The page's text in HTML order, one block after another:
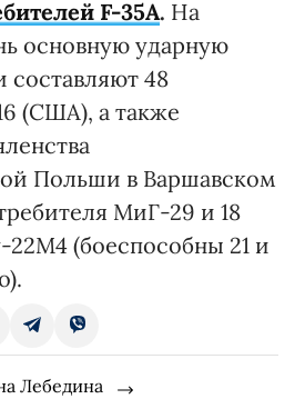
F-35А. На
основную ударную
48
(США), а также
Польши в Варшавском
МиГ-29 и 18
22М4 (боеспособны 21 и
Лебедина